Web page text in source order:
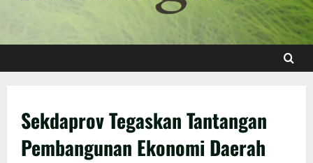
Sekdaprov Tegaskan Tantangan
Pembangunan Ekonomi Daerah